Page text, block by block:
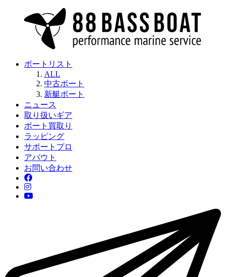
ボートリスト
ALL
中古ボート
新艇ボート
ニュース
取り扱いギア
ボート買取り
ラッピング
サポートプロ
アバウト
お問い合わせ